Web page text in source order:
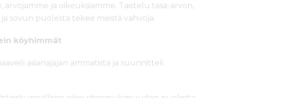
ja oikeuksiamme. Taistelu tasa-arvon,
sovun puolesta tekee meistä vahvoja.
köyhimmät
asianajajan ammatista ja suunnitteli